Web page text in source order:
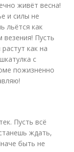
живёт весна!
и силы не
льётся как
везения! Пусть
как на
с
пожизненно
Пусть всё
ждать,
быть не